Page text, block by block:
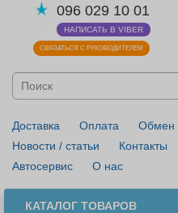
096 029 10 01
НАПИСАТЬ В VIBER
СВЯЗАТЬСЯ С РУКОВОДИТЕЛЕМ
Доставка Оплата Обмен
Новости / статьи
Контакты
Автосервис
О нас
КАТАЛОГ ТОВАРОВ